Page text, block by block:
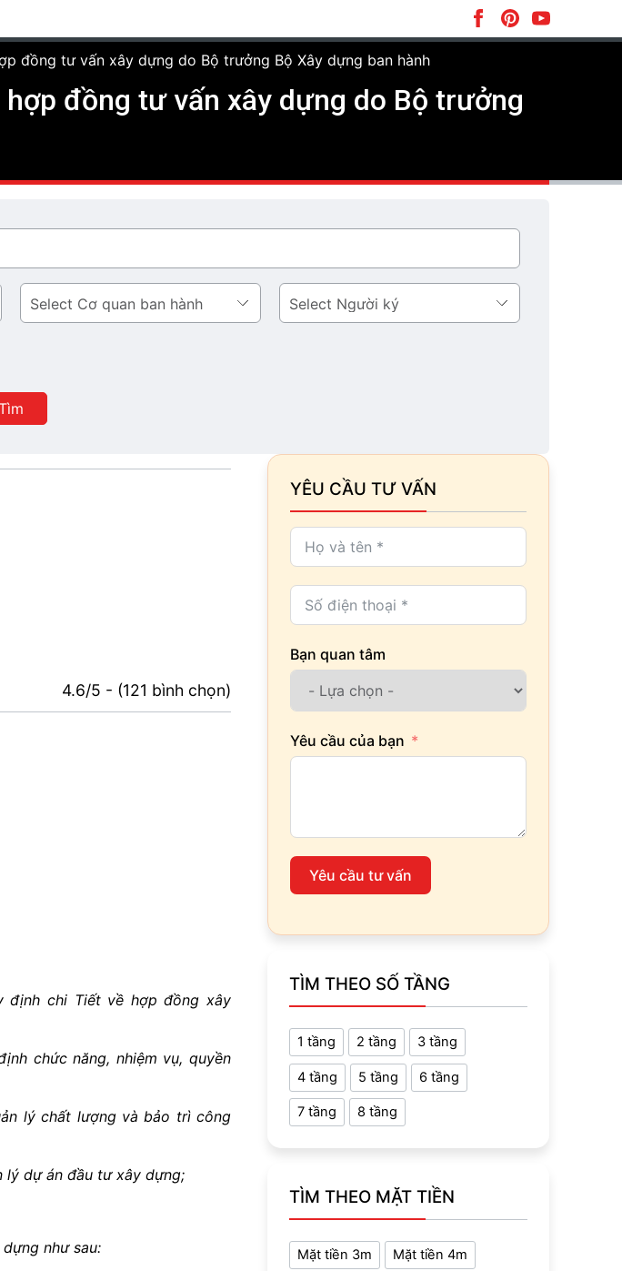
đồng tư vấn xây dựng do Bộ trưởng Bộ Xây dựng ban hành
đồng tư vấn xây dựng do Bộ trưởng
Cơ
quan
Người
ký
4.6/5 - (121 bình chọn)
định chi Tiết về hợp đồng xây
chức năng, nhiệm vụ, quyền
lý chất lượng và bảo trì công
lý dự án đầu tư xây dựng;
như sau:
YÊU CẦU TƯ VẤN
Bạn quan tâm
Yêu cầu của bạn
Yêu cầu tư vấn
TÌM THEO SỐ TẦNG
1 tầng 2 tầng 3 tầng
4 tầng 5 tầng 6 tầng
7 tầng 8 tầng
TÌM THEO MẶT TIỀN
Mặt tiền 3m Mặt tiền 4m